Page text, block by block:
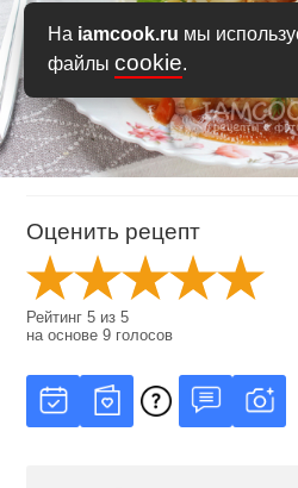
На iamcook.ru мы
файлы cookie.
Оценить рецепт
Рейтинг5 из5
на основе9 голосов